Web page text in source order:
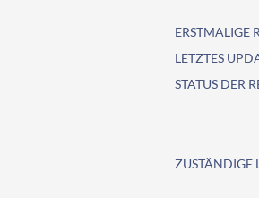
ERSTMALIGE
LETZTES
STATUS DER
ZUSTÄNDIGE